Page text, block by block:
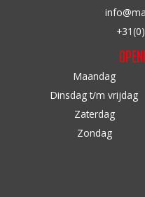
Maandag
Dinsdag t/m vrijdag
Zaterdag
Zondag